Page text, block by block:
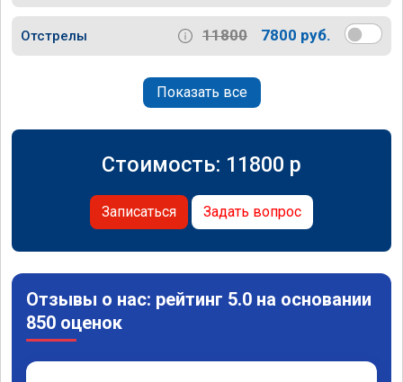
Отстрелы 11800 7800 руб.
Показать все
Стоимость: 11800 p
Записаться Задать вопрос
Отзывы о нас: рейтинг 5.0 на основании
850 оценок